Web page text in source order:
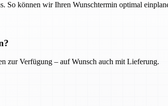
So können wir Ihren Wunschtermin optimal
zur Verfügung – auf Wunsch auch mit Lieferung.